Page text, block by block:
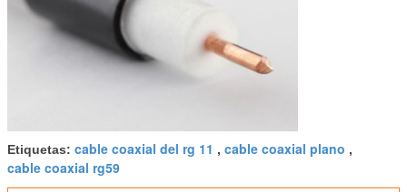
Etiquetas: cable coaxial del rg 11 , cable coaxial plano ,
cable coaxial rg59